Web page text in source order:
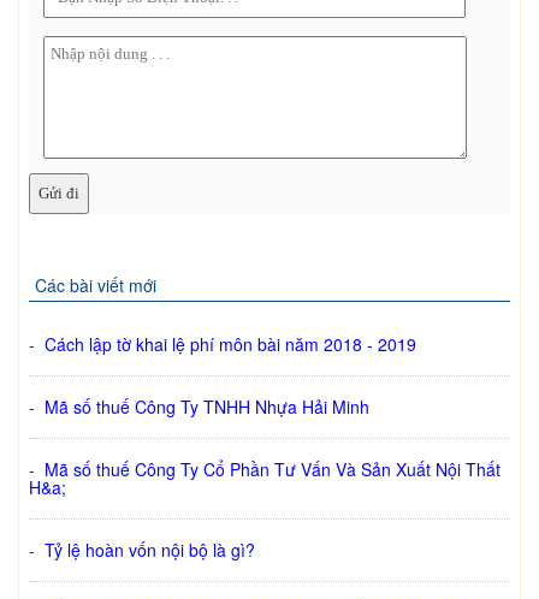
Các bài viết mới
- Cách lập tờ khai lệ phí môn bài năm 2018 - 2019
- Mã số thuế Công Ty TNHH Nhựa Hải Minh
- Mã số thuế Công Ty Cổ Phần Tư Vấn Và Sản Xuất Nội Thất
H&a;
- Tỷ lệ hoàn vốn nội bộ là gì?